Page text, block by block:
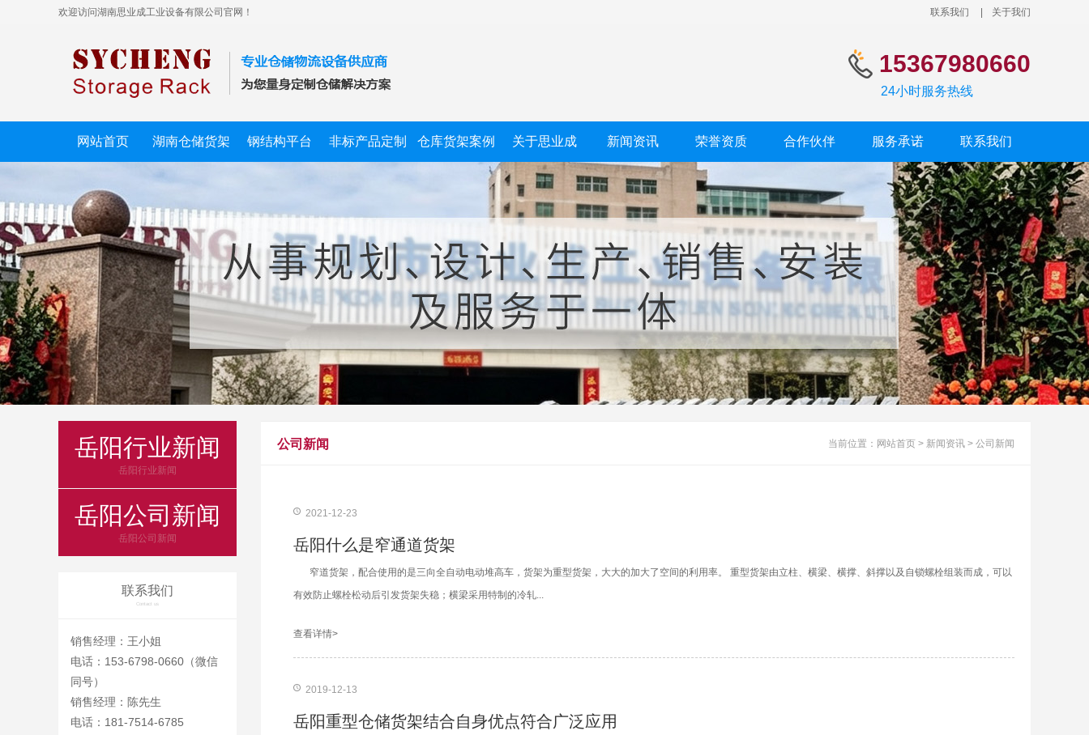
联系我们 关于我们
欢迎访问湖南思业成工业设备有限公司官网！
15367980660
24小时服务热线
网站首页 湖南仓储货架 钢结构平台 非标产品定制 仓库货架案例 关于思业成 新闻资讯 荣誉资质 合作伙伴 服务承诺 联系我们
岳阳行业新闻
岳阳行业新闻
岳阳公司新闻
岳阳公司新闻
联系我们
Contact us
销售经理：王小姐
电话：153-6798-0660（微信
同号）
销售经理：陈先生
电话：181-7514-6785
当前位置： 网站首页 > 新闻资讯 > 公司新闻
公司新闻
2021-12-23
岳阳什么是窄通道货架
窄道货架，配合使用的是三向全自动电动堆高车，货架为重型货架，大大的加大了空间的利用率。 重型货架由立柱、横梁、横撑、斜撑以及自锁螺栓组装而成，可以
有效防止螺栓松动后引发货架失稳；横梁采用特制的冷轧...
查看详情>
2019-12-13
岳阳重型仓储货架结合自身优点符合广泛应用